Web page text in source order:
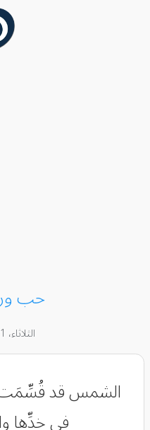
حب
الثلاثاء، 21 يناير 2025
الشمس قد قُسِّمَت